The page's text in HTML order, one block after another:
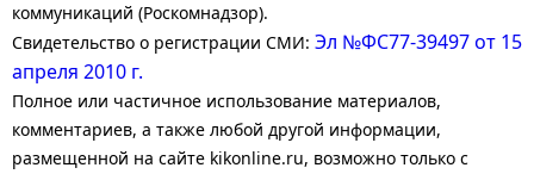
коммуникаций (Роскомнадзор).
Свидетельство о регистрации СМИ: Эл №ФС77-39497 от 15
апреля 2010 г.
Полное или частичное использование материалов,
комментариев, а также любой другой информации,
размещенной на сайте kikonline.ru, возможно только с